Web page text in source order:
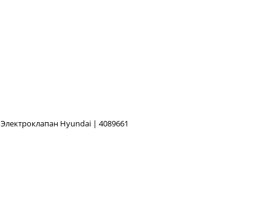
Электроклапан Hyundai | 4089661